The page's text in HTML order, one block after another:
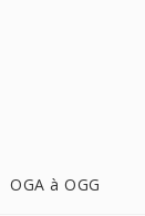
OGA à OGG